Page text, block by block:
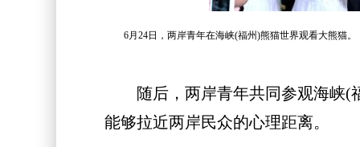
6月24日，两岸青年在海峡(福州)熊猫世界观看大熊猫
随后，两岸青年共同参观海峡(福
能够拉近两岸民众的心理距离。